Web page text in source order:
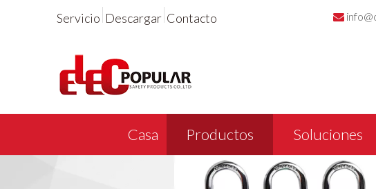
Servicio Descargar Contacto 
Casa Productos Soluciones